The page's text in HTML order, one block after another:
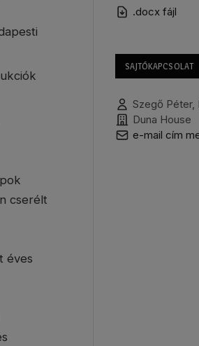
cserélt
éves
.docx fájl
SAJTÓKAPCSOLAT
Szegő Péter,
Duna House
e-mail cím